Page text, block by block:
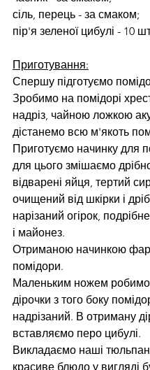
сіль, перець - за смаком;
пір'я зеленої цибулі - 10
Приготування:
Спершу підготуємо
Зробимо на помідорі
надріз, чайною ложкою
дістанемо всю м'якоть
Приготуємо начинку для
для цього змішаємо
відварені яйця, тертий
очищений від шкірки і
нарізаний огірок,
і майонез.
Отриманою начинкою
помідори.
Маленьким ножем робимо
дірочки з того боку
надрізаний. В отриману
вставляємо перо цибулі.
Викладаємо наші
красиве блюдо у вигляді